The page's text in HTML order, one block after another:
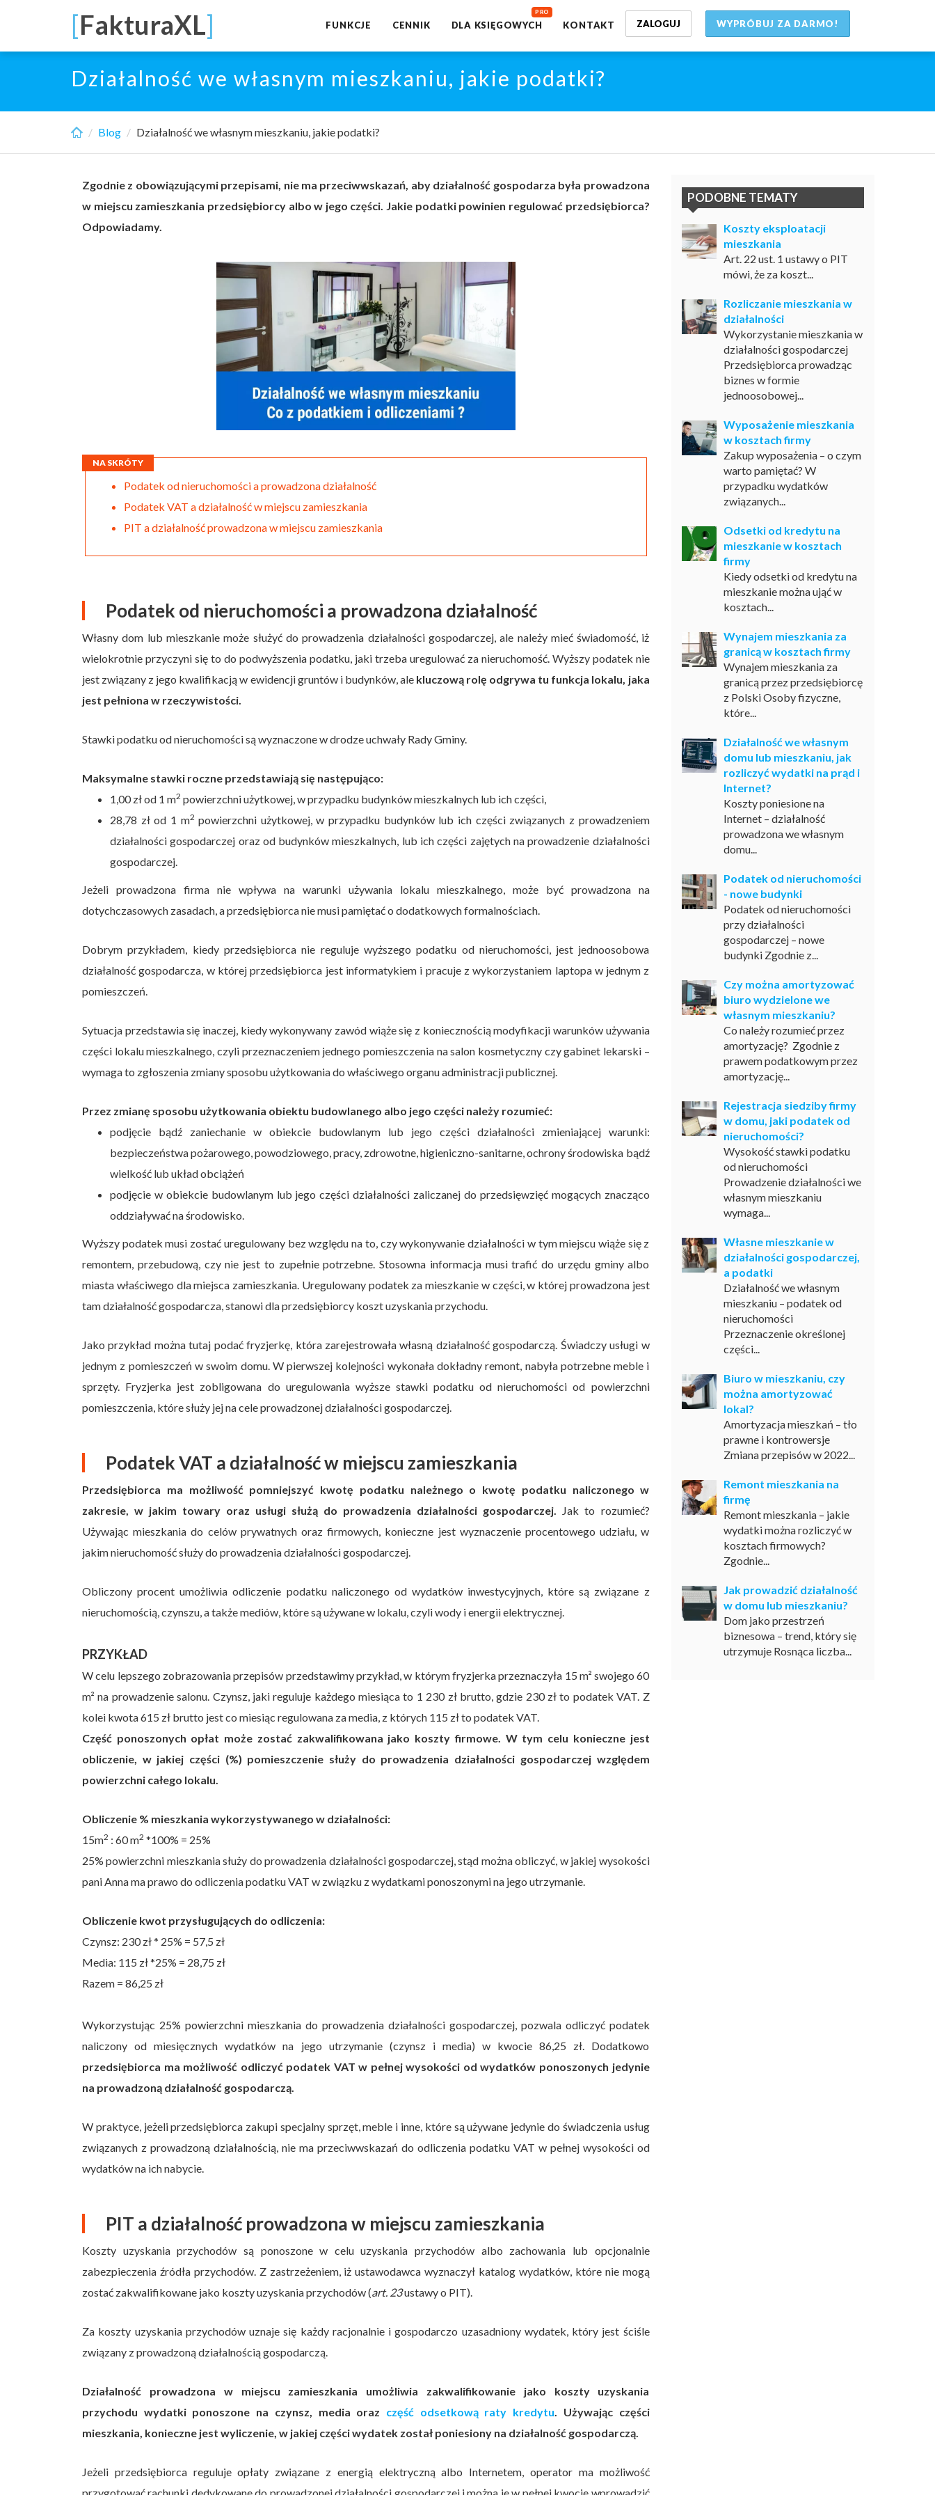
main
[FakturaXL] WYPRÓBUJ ZA DARMO!
ZALOGUJ
FUNKCJE CENNIK DLA KSIĘGOWYCH KONTAKT
Działalność we własnym mieszkaniu, jakie podatki?
Blog Działalność we własnym mieszkaniu, jakie podatki?
Zgodnie z obowiązującymi przepisami, nie ma przeciwwskazań, aby działalność gospodarza była prowadzona
w miejscu zamieszkania przedsiębiorcy albo w jego części. Jakie podatki powinien regulować przedsiębiorca?
Odpowiadamy.
NA SKRÓTY
Podatek od nieruchomości a prowadzona działalność
Podatek VAT a działalność w miejscu zamieszkania
PIT a działalność prowadzona w miejscu zamieszkania
Podatek od nieruchomości a prowadzona działalność
Własny dom lub mieszkanie może służyć do prowadzenia działalności gospodarczej, ale należy mieć świadomość, iż
wielokrotnie przyczyni się to do podwyższenia podatku, jaki trzeba uregulować za nieruchomość. Wyższy podatek nie
jest związany z jego kwalifikacją w ewidencji gruntów i budynków, ale kluczową rolę odgrywa tu funkcja lokalu, jaka
jest pełniona w rzeczywistości.
Stawki podatku od nieruchomości są wyznaczone w drodze uchwały Rady Gminy.
Maksymalne stawki roczne przedstawiają się następująco:
1,00 zł od 1 m2 powierzchni użytkowej, w przypadku budynków mieszkalnych lub ich części,
28,78 zł od 1 m2 powierzchni użytkowej, w przypadku budynków lub ich części związanych z prowadzeniem
działalności gospodarczej oraz od budynków mieszkalnych, lub ich części zajętych na prowadzenie działalności
gospodarczej.
Jeżeli prowadzona firma nie wpływa na warunki używania lokalu mieszkalnego, może być prowadzona na
dotychczasowych zasadach, a przedsiębiorca nie musi pamiętać o dodatkowych formalnościach.
Dobrym przykładem, kiedy przedsiębiorca nie reguluje wyższego podatku od nieruchomości, jest jednoosobowa
działalność gospodarcza, w której przedsiębiorca jest informatykiem i pracuje z wykorzystaniem laptopa w jednym z
pomieszczeń.
Sytuacja przedstawia się inaczej, kiedy wykonywany zawód wiąże się z koniecznością modyfikacji warunków używania
części lokalu mieszkalnego, czyli przeznaczeniem jednego pomieszczenia na salon kosmetyczny czy gabinet lekarski –
wymaga to zgłoszenia zmiany sposobu użytkowania do właściwego organu administracji publicznej.
Przez zmianę sposobu użytkowania obiektu budowlanego albo jego części należy rozumieć:
podjęcie bądź zaniechanie w obiekcie budowlanym lub jego części działalności zmieniającej warunki:
bezpieczeństwa pożarowego, powodziowego, pracy, zdrowotne, higieniczno-sanitarne, ochrony środowiska bądź
wielkość lub układ obciążeń
podjęcie w obiekcie budowlanym lub jego części działalności zaliczanej do przedsięwzięć mogących znacząco
oddziaływać na środowisko.
Wyższy podatek musi zostać uregulowany bez względu na to, czy wykonywanie działalności w tym miejscu wiąże się z
remontem, przebudową, czy nie jest to zupełnie potrzebne. Stosowna informacja musi trafić do urzędu gminy albo
miasta właściwego dla miejsca zamieszkania. Uregulowany podatek za mieszkanie w części, w której prowadzona jest
tam działalność gospodarcza, stanowi dla przedsiębiorcy koszt uzyskania przychodu.
Jako przykład można tutaj podać fryzjerkę, która zarejestrowała własną działalność gospodarczą. Świadczy usługi w
jednym z pomieszczeń w swoim domu. W pierwszej kolejności wykonała dokładny remont, nabyła potrzebne meble i
sprzęty. Fryzjerka jest zobligowana do uregulowania wyższe stawki podatku od nieruchomości od powierzchni
pomieszczenia, które służy jej na cele prowadzonej działalności gospodarczej.
Podatek VAT a działalność w miejscu zamieszkania
Przedsiębiorca ma możliwość pomniejszyć kwotę podatku należnego o kwotę podatku naliczonego w
zakresie, w jakim towary oraz usługi służą do prowadzenia działalności gospodarczej. Jak to rozumieć?
Używając mieszkania do celów prywatnych oraz firmowych, konieczne jest wyznaczenie procentowego udziału, w
jakim nieruchomość służy do prowadzenia działalności gospodarczej.
Obliczony procent umożliwia odliczenie podatku naliczonego od wydatków inwestycyjnych, które są związane z
nieruchomością, czynszu, a także mediów, które są używane w lokalu, czyli wody i energii elektrycznej.
PRZYKŁAD
W celu lepszego zobrazowania przepisów przedstawimy przykład, w którym fryzjerka przeznaczyła 15 m² swojego 60
m² na prowadzenie salonu. Czynsz, jaki reguluje każdego miesiąca to 1 230 zł brutto, gdzie 230 zł to podatek VAT. Z
kolei kwota 615 zł brutto jest co miesiąc regulowana za media, z których 115 zł to podatek VAT.
Część ponoszonych opłat może zostać zakwalifikowana jako koszty firmowe. W tym celu konieczne jest
obliczenie, w jakiej części (%) pomieszczenie służy do prowadzenia działalności gospodarczej względem
powierzchni całego lokalu.
Obliczenie % mieszkania wykorzystywanego w działalności:
15m2 : 60 m2 *100% = 25%
25% powierzchni mieszkania służy do prowadzenia działalności gospodarczej, stąd można obliczyć, w jakiej wysokości
pani Anna ma prawo do odliczenia podatku VAT w związku z wydatkami ponoszonymi na jego utrzymanie.
Obliczenie kwot przysługujących do odliczenia:
Czynsz: 230 zł * 25% = 57,5 zł
Media: 115 zł *25% = 28,75 zł
Razem = 86,25 zł
Wykorzystując 25% powierzchni mieszkania do prowadzenia działalności gospodarczej, pozwala odliczyć podatek
naliczony od miesięcznych wydatków na jego utrzymanie (czynsz i media) w kwocie 86,25 zł. Dodatkowo
przedsiębiorca ma możliwość odliczyć podatek VAT w pełnej wysokości od wydatków ponoszonych jedynie
na prowadzoną działalność gospodarczą.
W praktyce, jeżeli przedsiębiorca zakupi specjalny sprzęt, meble i inne, które są używane jedynie do świadczenia usług
związanych z prowadzoną działalnością, nie ma przeciwwskazań do odliczenia podatku VAT w pełnej wysokości od
wydatków na ich nabycie.
PIT a działalność prowadzona w miejscu zamieszkania
Koszty uzyskania przychodów są ponoszone w celu uzyskania przychodów albo zachowania lub opcjonalnie
zabezpieczenia źródła przychodów. Z zastrzeżeniem, iż ustawodawca wyznaczył katalog wydatków, które nie mogą
zostać zakwalifikowane jako koszty uzyskania przychodów (art. 23ustawy o PIT).
Za koszty uzyskania przychodów uznaje się każdy racjonalnie i gospodarczo uzasadniony wydatek, który jest ściśle
związany z prowadzoną działalnością gospodarczą.
Działalność prowadzona w miejscu zamieszkania umożliwia zakwalifikowanie jako koszty uzyskania
przychodu wydatki ponoszone na czynsz, media oraz część odsetkową raty kredytu. Używając części
mieszkania, konieczne jest wyliczenie, w jakiej części wydatek został poniesiony na działalność gospodarczą.
Jeżeli przedsiębiorca reguluje opłaty związane z energią elektryczną albo Internetem, operator ma możliwość
PODOBNE TEMATY
Koszty eksploatacji
mieszkania
Art. 22 ust. 1 ustawy o PIT
mówi, że za koszt...
Rozliczanie mieszkania w
działalności
Wykorzystanie mieszkania w
działalności gospodarczej
Przedsiębiorca prowadząc
biznes w formie
jednoosobowej...
Wyposażenie mieszkania
w kosztach firmy
Zakup wyposażenia – o czym
warto pamiętać? W
przypadku wydatków
związanych...
Odsetki od kredytu na
mieszkanie w kosztach
firmy
Kiedy odsetki od kredytu na
mieszkanie można ująć w
kosztach...
Wynajem mieszkania za
granicą w kosztach firmy
Wynajem mieszkania za
granicą przez przedsiębiorcę
z Polski Osoby fizyczne,
które...
Działalność we własnym
domu lub mieszkaniu, jak
rozliczyć wydatki na prąd i
Internet?
Koszty poniesione na
Internet – działalność
prowadzona we własnym
domu...
Podatek od nieruchomości
- nowe budynki
Podatek od nieruchomości
przy działalności
gospodarczej – nowe
budynki Zgodnie z...
Czy można amortyzować
biuro wydzielone we
własnym mieszkaniu?
Co należy rozumieć przez
amortyzację? Zgodnie z
prawem podatkowym przez
amortyzację...
Rejestracja siedziby firmy
w domu, jaki podatek od
nieruchomości?
Wysokość stawki podatku
od nieruchomości
Prowadzenie działalności we
własnym mieszkaniu
wymaga...
Własne mieszkanie w
działalności gospodarczej,
a podatki
Działalność we własnym
mieszkaniu – podatek od
nieruchomości
Przeznaczenie określonej
części...
Biuro w mieszkaniu, czy
można amortyzować
lokal?
Amortyzacja mieszkań – tło
prawne i kontrowersje
Zmiana przepisów w 2022...
Remont mieszkania na
firmę
Remont mieszkania – jakie
wydatki można rozliczyć w
kosztach firmowych?
Zgodnie...
Jak prowadzić działalność
w domu lub mieszkaniu?
Dom jako przestrzeń
biznesowa – trend, który się
utrzymuje Rosnąca liczba...